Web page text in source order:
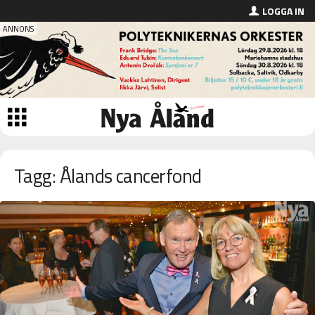
LOGGA IN
Tagg: Ålands cancerfond